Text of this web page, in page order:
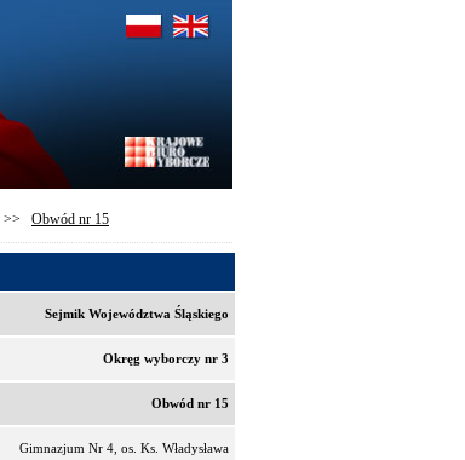
>> Obwód nr 15
Sejmik Województwa Śląskiego
Okręg wyborczy nr 3
Obwód nr 15
Gimnazjum Nr 4, os. Ks. Władysława